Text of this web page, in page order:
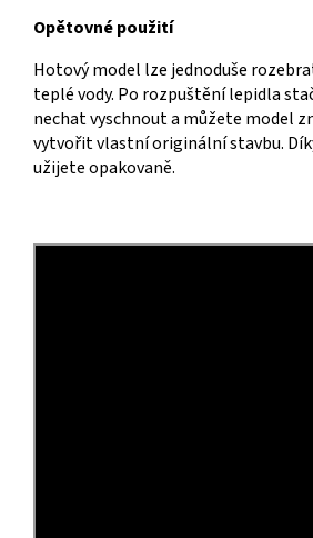
Opětovné použití
Hotový model lze jednoduše
teplé vody. Po rozpuštění lepidla
nechat vyschnout a můžete model
vytvořit vlastní originální stavbu.
užijete opakovaně.